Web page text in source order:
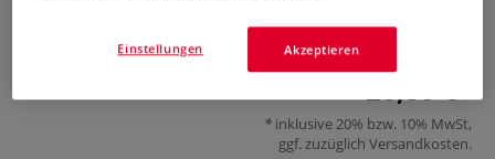
Mehr
26,80 €
inklusive 20% bzw. 10% MwSt,
ggf. zuzüglich Versandkosten.
Akzeptieren
Einstellungen